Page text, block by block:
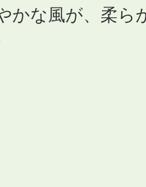
かな風が、柔ら